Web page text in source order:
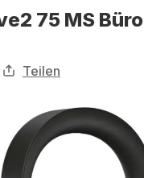
75 MS Büro
Teilen